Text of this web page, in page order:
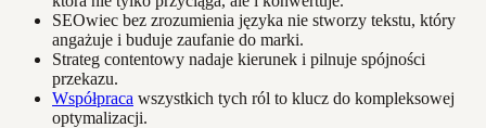
SEOwiec bez zrozumienia języka nie stworzy tekstu, który
angażuje i buduje zaufanie do marki.
Strateg contentowy nadaje kierunek i pilnuje spójności
przekazu.
Współpraca wszystkich tych ról to klucz do kompleksowej
optymalizacji.